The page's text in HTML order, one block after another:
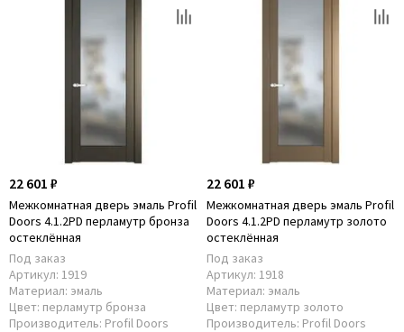
22 601 ₽
Межкомнатная дверь эмаль Profil
Doors 4.1.2PD перламутр бронза
остеклённая
Под заказ
Артикул: 1919
Материал: эмаль
Цвет: перламутр бронза
Производитель: Profil Doors
22 601 ₽
Межкомнатная дверь эмаль Profil
Doors 4.1.2PD перламутр золото
остеклённая
Под заказ
Артикул: 1918
Материал: эмаль
Цвет: перламутр золото
Производитель: Profil Doors